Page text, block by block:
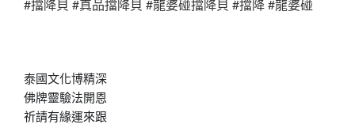
#擋降貝 #真品擋降貝 #龍婆碰擋降貝 #擋降 #龍婆碰
泰國文化博精深
佛牌靈驗法開恩
祈請有緣運來跟